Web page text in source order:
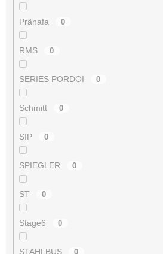
Pränafa 0
RMS 0
SERIES PORDOI 0
Schmitt 0
SIP 0
SPIEGLER 0
ST 0
Stage6 0
STAHLBUS 0